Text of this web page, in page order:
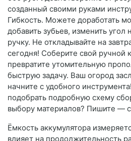
созданный своими руками
Гибкость. Можете доработать
добавить зубьев, изменить угол
ручку. Не откладывайте на
сегодня! Соберите свой ручной
превратите утомительную
быструю задачу. Ваш огород
начните с удобного
подобрать подробную схему
выбору материалов? Пишите —
Ёмкость аккумулятора
влияет на продолжительность